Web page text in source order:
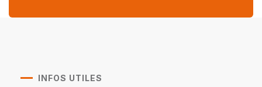
INFOS UTILES